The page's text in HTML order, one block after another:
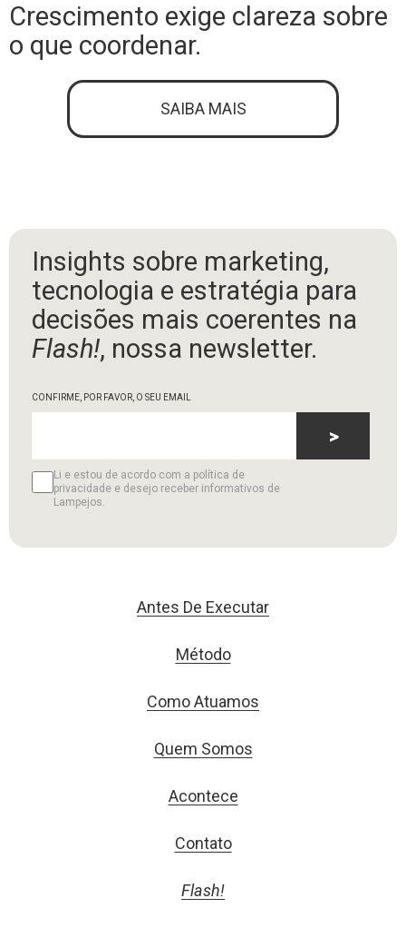
Crescimento exige clareza sobre
o que coordenar.
SAIBA MAIS
Insights sobre marketing,
tecnologia e estratégia para
decisões mais coerentes na
Flash!, nossa newsletter.
CONFIRME, POR FAVOR, O SEU EMAIL
Li e estou de acordo com a política de
privacidade e desejo receber informativos de
Lampejos.
>
Antes De Executar
Método
Como Atuamos
Quem Somos
Acontece
Contato
Flash!